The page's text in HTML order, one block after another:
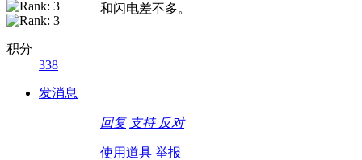
积分
338
发消息
和闪电差不多。
回复 支持 反对
使用道具 举报